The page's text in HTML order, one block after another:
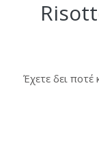
Έχετε δει ποτέ